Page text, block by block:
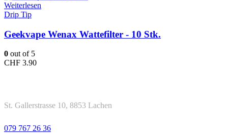
Weiterlesen
Drip Tip
Geekvape Wenax Wattefilter - 10 Stk.
0 out of 5
CHF 3.90
St. Gallerstrasse 10, 8853 Lachen
079 767 26 36